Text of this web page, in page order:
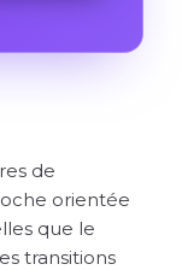
de
orientée
que le
transitions